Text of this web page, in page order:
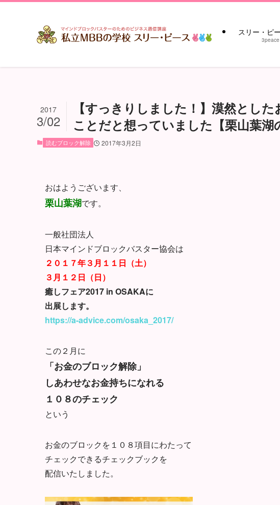
スリー・ピ
3peace
【すっきりしました！】漠然とし
ことだと想っていました【栗山葉湖
2017
3/02
読むブロック解除 2017年3月2日
おはようございます、
栗山葉湖です。
一般社団法人
日本マインドブロックバスター協会は
２０１７年３月１１日（土）
３月１２日（日）
癒しフェア2017 in OSAKAに
出展します。
https://a-advice.com/osaka_2017/
この２月に
「お金のブロック解除」
しあわせなお金持ちになれる
１０８のチェック
という
お金のブロックを１０８項目にわたって
チェックできるチェックブックを
配信いたしました。